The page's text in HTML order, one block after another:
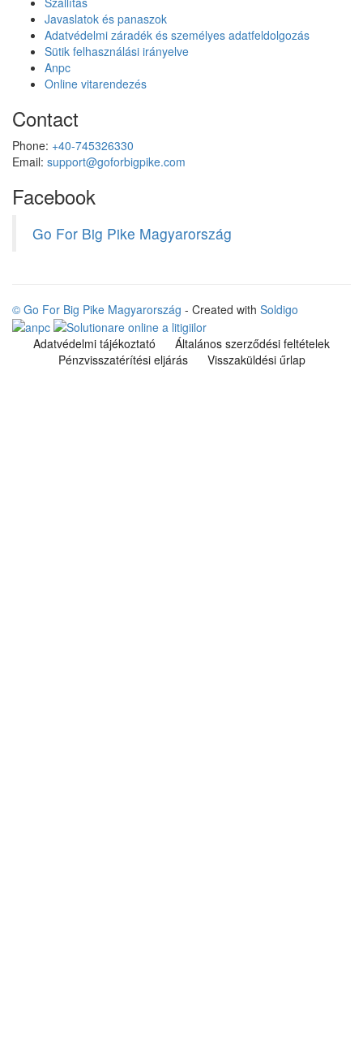
Javaslatok és panaszok
Adatvédelmi záradék és személyes adatfeldolgozás
Sütik felhasználási irányelve
Anpc
Online vitarendezés
Contact
Phone: +40-745326330
Email: support@goforbigpike.com
Facebook
Go For Big Pike Magyarország
© Go For Big Pike Magyarország - Created with Soldigo
Adatvédelmi tájékoztató
Általános szerződési feltételek
Pénzvisszatérítési eljárás
Visszaküldési űrlap